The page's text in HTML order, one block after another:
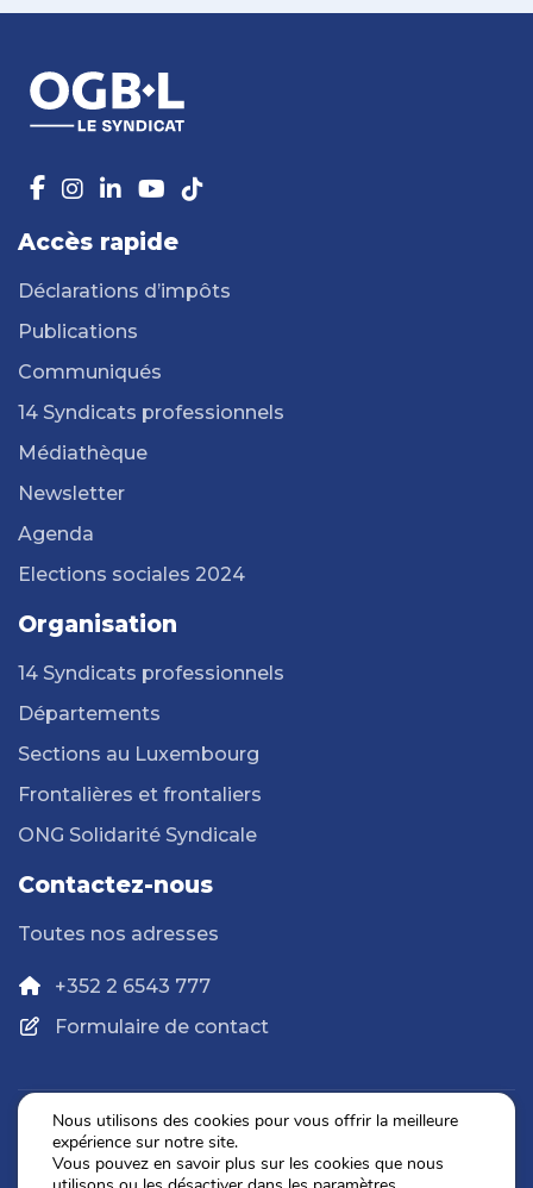
Accès rapide
Déclarations d’impôts
Publications
Communiqués
14 Syndicats professionnels
Médiathèque
Newsletter
Agenda
Elections sociales 2024
Organisation
14 Syndicats professionnels
Départements
Sections au Luxembourg
Frontalières et frontaliers
ONG Solidarité Syndicale
Contactez-nous
Toutes nos adresses
+352 2 6543 777
Formulaire de contact
Politique de confidentialité
Mentions légales
Nous utilisons des cookies pour vous offrir la meilleure
expérience sur notre site.
Vous pouvez en savoir plus sur les cookies que nous